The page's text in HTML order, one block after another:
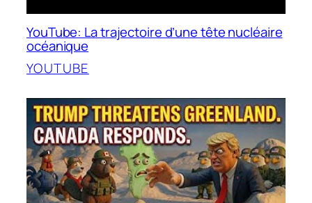
YouTube: La trajectoire d’une tête nucléaire
océanique
YOUTUBE